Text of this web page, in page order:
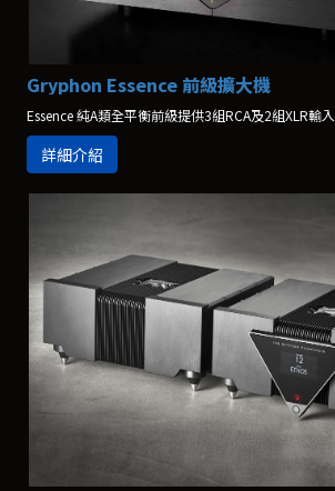
Gryphon Essence 前級擴大機
Essence 純A類全平衡前級提供3組RCA及2組XLR輸入
詳細介紹